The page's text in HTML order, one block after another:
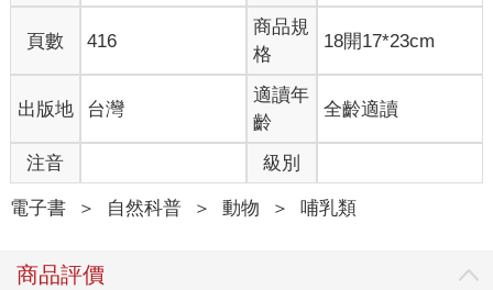
織探險隊伍、實際在當地住上幾年，堅持反覆接觸每個鯨群，才
可能拍到鯨群成員的照片，評估鯨群狀態。事實上也得歸功於有
這些遍及各大洋域和內海、涵蓋虎鯨和其它鯨魚族群的鑑定照
片、水下錄音、基因樣本和汙染物樣本資料庫，今日才有助於研
究者監測族群動向、判定鯨魚的總體健康狀態及出生死亡率，提
常有人問我還想不想再度接近虎鯨，與虎鯨溝通交流，更深入瞭
解他們。從很多方面來看，能不能再更接近虎鯨好像已經不太重
要了，甚至對虎鯨稍嫌不敬。利用合成器和吹口哨與虎鯨交換聲
起注目，透過傾聽瞭解怎麼做才能幫助虎鯨，維護他們的健康與
頁數 416
商品規
格
18開17*23cm
出版地 台灣
適讀年
齡
全齡適讀
注音 級別
電子書 ＞ 自然科普 ＞ 動物 ＞ 哺乳類
商品評價